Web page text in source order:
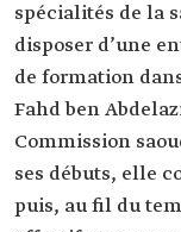
spécialités de la
disposer d’une
de formation
Fahd ben
Commission
ses débuts, elle
puis, au fil du